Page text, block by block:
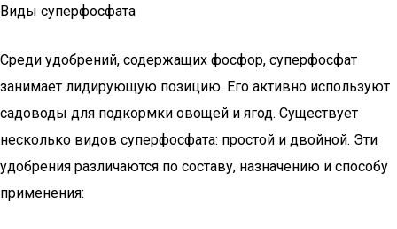
Виды суперфосфата
Среди удобрений, содержащих фосфор, суперфосфат
занимает лидирующую позицию. Его активно используют
садоводы для подкормки овощей и ягод. Существует
несколько видов суперфосфата: простой и двойной. Эти
удобрения различаются по составу, назначению и способу
применения: